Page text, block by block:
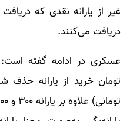
غیر از یارانه نقدی که
دریافت می‌کنند.